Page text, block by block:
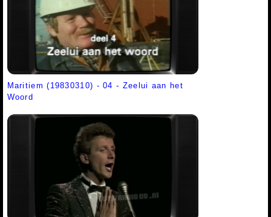
Maritiem (19830310) - 04 - Zeelui aan het
Woord